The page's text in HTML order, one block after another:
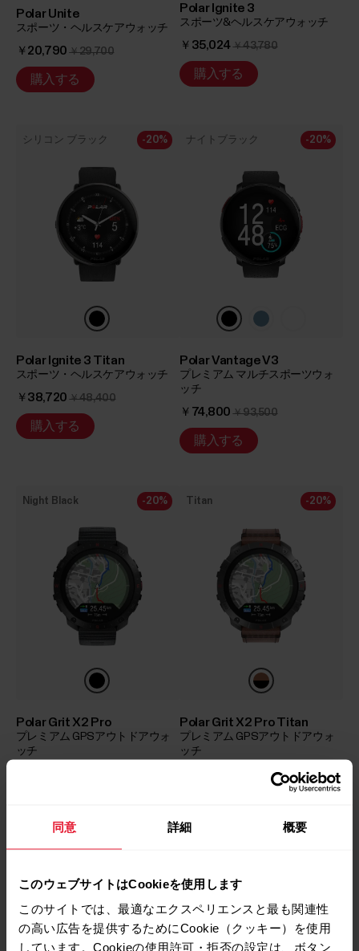
同意 詳細 概要
このウェブサイトはCookieを使用します
このサイトでは、最適なエクスペリエンスと最も関連性
の高い広告を提供するためにCookie（クッキー）を使用
しています。Cookieの使用許可・拒否の設定は、ボタン
Polar Unite
スポーツ・ヘルスケアウォッチ
￥20,790 ￥29,700
購入する
Polar Ignite 3
スポーツ&ヘルスケアウォッチ
￥35,024 ￥43,780
購入する
シリコン ブラック -20%
Polar Ignite 3 Titan
スポーツ・ヘルスケアウォッチ
￥38,720 ￥48,400
購入する
ナイトブラック -20%
Polar Vantage V3
プレミアム マルチスポーツウォ
ッチ
￥74,800 ￥93,500
購入する
Night Black -20%
Polar Grit X2 Pro
プレミアム GPSアウトドアウォ
ッチ
Titan -20%
Polar Grit X2 Pro Titan
プレミアム GPSアウトドアウォ
ッチ
￥140,800